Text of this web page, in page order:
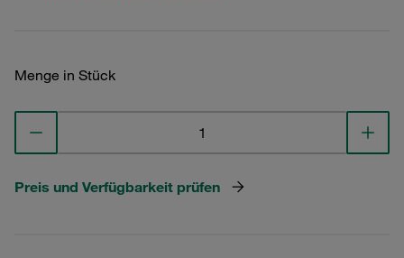
Menge in Stück
Preis und Verfügbarkeit prüfen